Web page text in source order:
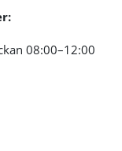
08:00–12:00